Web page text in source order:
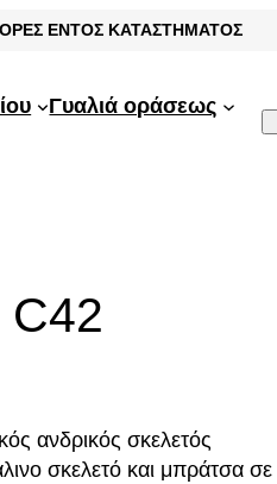
ΕΝΤΟΣ ΚΑΤΑΣΤΗΜΑΤΟΣ
Γυαλιά οράσεως
C42
ανδρικός σκελετός
σκελετό και μπράτσα σε